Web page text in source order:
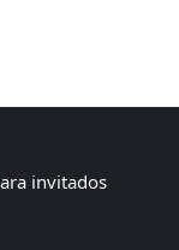
invitados